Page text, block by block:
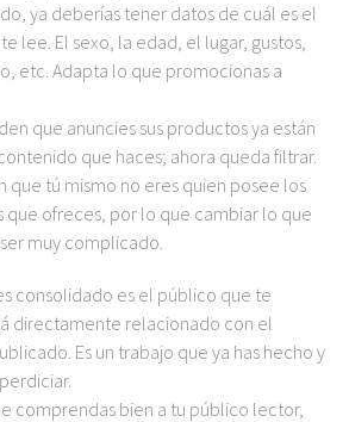
ya deberías tener datos de cuál es el
lee. El sexo, la edad, el lugar, gustos,
etc. Adapta lo que promocionas a
que anuncies sus productos ya están
que haces; ahora queda filtrar.
que tú mismo no eres quien posee los
que ofreces, por lo que cambiar lo que
muy complicado.
consolidado es el público que te
directamente relacionado con el
Es un trabajo que ya has hecho y
comprendas bien a tu público lector,